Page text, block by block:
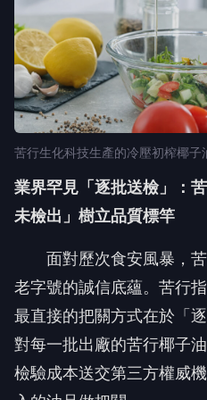
苦行生化科技生產的冷壓初榨椰子
業界罕見「逐批送檢」：
未檢出」樹立品質標竿
面對歷次食安風暴，苦
老字號的誠信底蘊。苦行
最直接的把關方式在於「
對每一批出廠的苦行椰子
檢驗成本送交第三方權威